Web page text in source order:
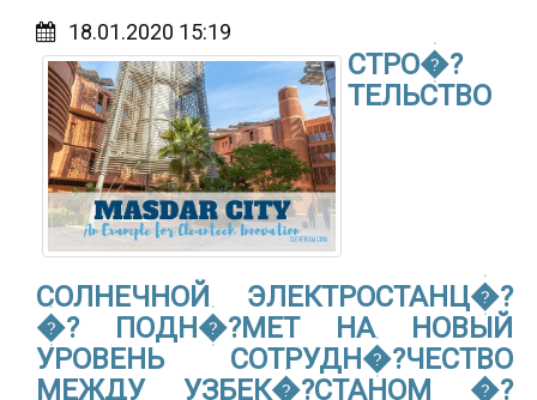
18.01.2020 15:19
СТРО�?
ТЕЛЬСТВО
СОЛНЕЧНОЙ ЭЛЕКТРОСТАНЦ�?
�? ПОДН�?МЕТ НА НОВЫЙ
УРОВЕНЬ СОТРУДН�?ЧЕСТВО
МЕЖДУ УЗБЕК�?СТАНОМ �?